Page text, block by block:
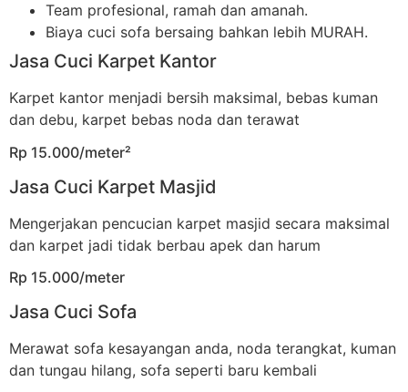
Team profesional, ramah dan amanah.
Biaya cuci sofa bersaing bahkan lebih MURAH.
Jasa Cuci Karpet Kantor
Karpet kantor menjadi bersih maksimal, bebas kuman
dan debu, karpet bebas noda dan terawat
Rp 15.000/meter²
Jasa Cuci Karpet Masjid
Mengerjakan pencucian karpet masjid secara maksimal
dan karpet jadi tidak berbau apek dan harum
Rp 15.000/meter
Jasa Cuci Sofa
Merawat sofa kesayangan anda, noda terangkat, kuman
dan tungau hilang, sofa seperti baru kembali